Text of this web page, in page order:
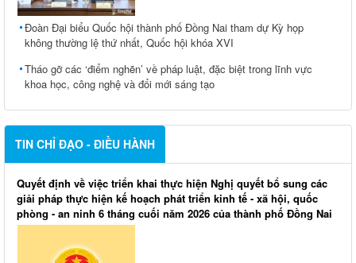
Đoàn Đại biểu Quốc hội thành phố Đồng Nai tham dự Kỳ họp
không thường lệ thứ nhất, Quốc hội khóa XVI
Tháo gỡ các ‘điểm nghẽn’ về pháp luật, đặc biệt trong lĩnh vực
khoa học, công nghệ và đổi mới sáng tạo
TIN CHỈ ĐẠO - ĐIỀU HÀNH
Quyết định về việc triển khai thực hiện Nghị quyết bổ sung các
giải pháp thực hiện kế hoạch phát triển kinh tế - xã hội, quốc
phòng - an ninh 6 tháng cuối năm 2026 của thành phố Đồng Nai